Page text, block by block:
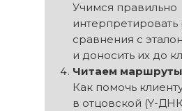
Учимся правильно
интерпретировать
сравнения с
и доносить их до
Читаем
Как помочь
в отцовской (Y-